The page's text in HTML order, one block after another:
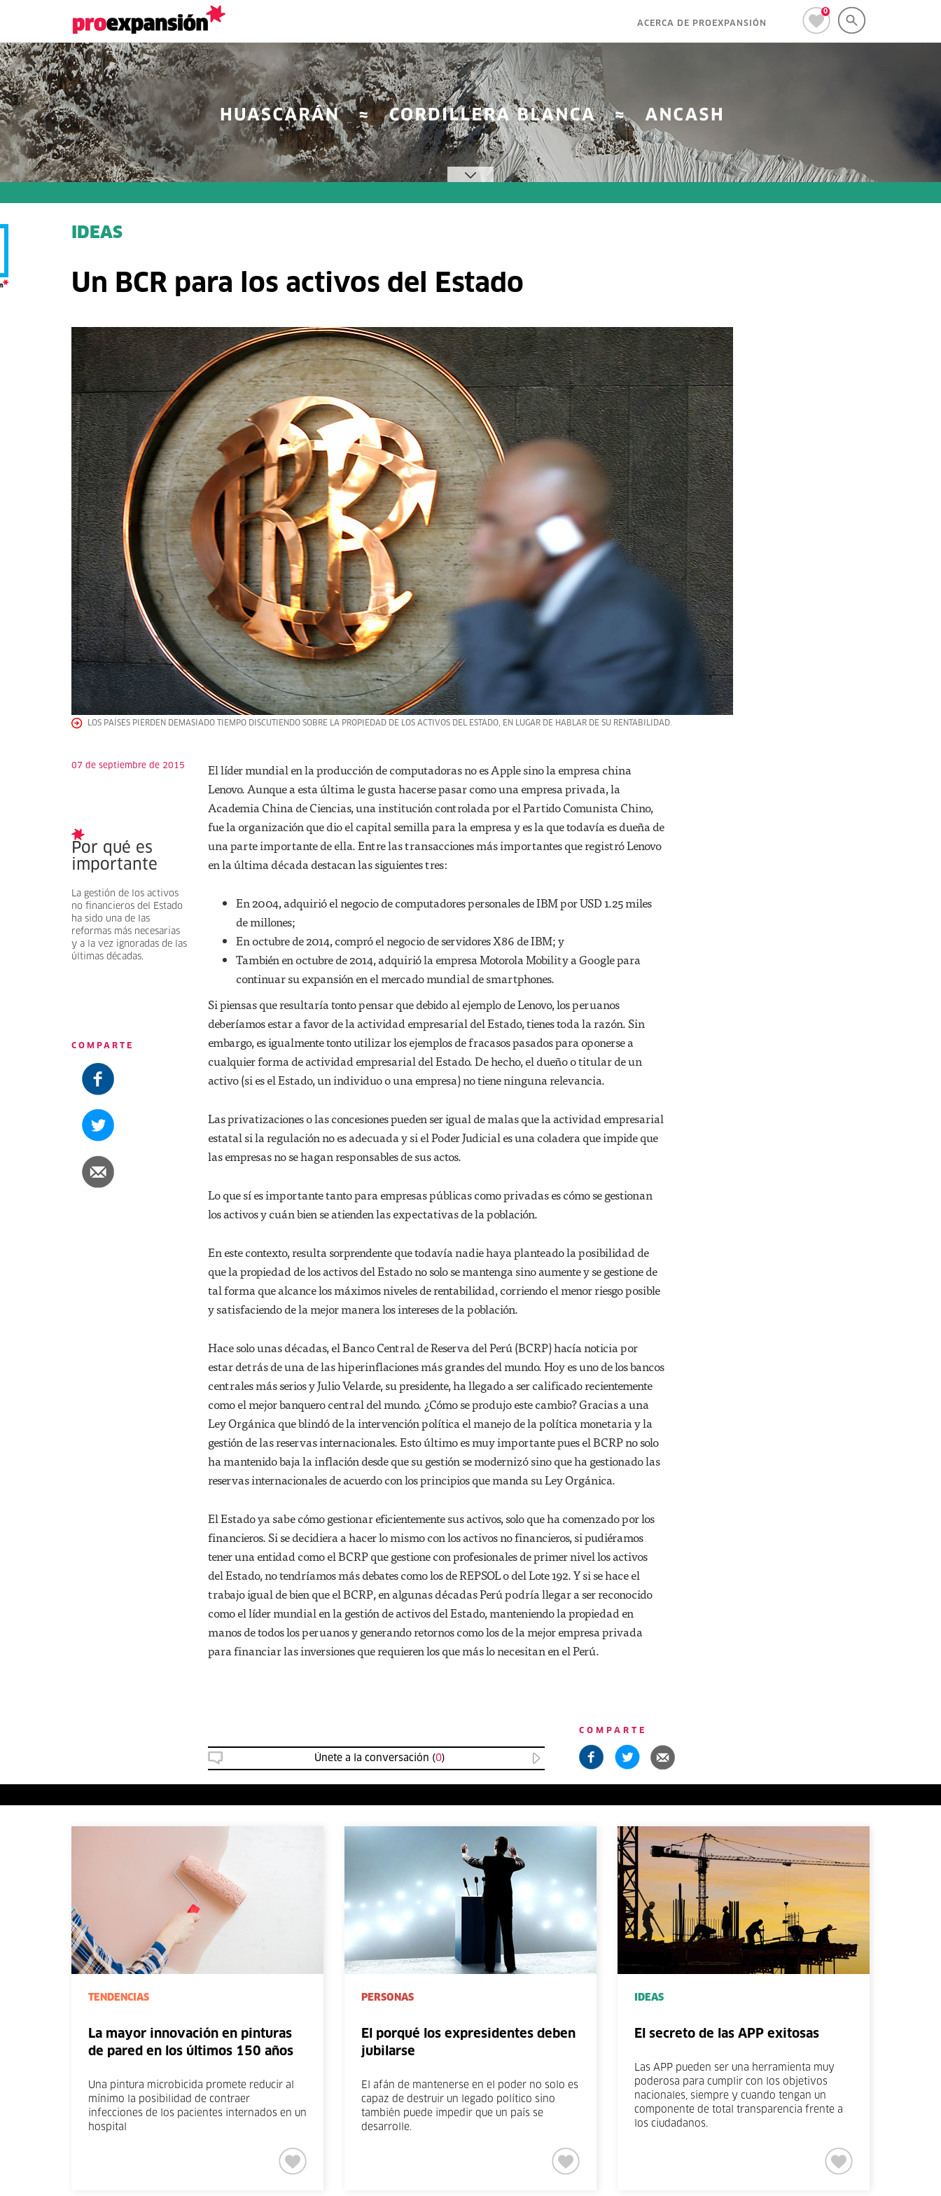
0
ACERCA DE PROEXPANSIÓN
IDEAS
Un BCR para los activos del Estado
LOS PAÍSES PIERDEN DEMASIADO TIEMPO DISCUTIENDO SOBRE LA PROPIEDAD DE LOS ACTIVOS DEL ESTADO, EN LUGAR DE HABLAR DE SU RENTABILIDAD.
07 de septiembre de 2015
Por qué es
importante
La gestión de los activos
no financieros del Estado
ha sido una de las
reformas más necesarias
y a la vez ignoradas de las
últimas décadas.
COMPARTE
El líder mundial en la producción de computadoras no es Apple sino la empresa china
Lenovo. Aunque a esta última le gusta hacerse pasar como una empresa privada, la
Academia China de Ciencias, una institución controlada por el Partido Comunista Chino,
fue la organización que dio el capital semilla para la empresa y es la que todavía es dueña de
una parte importante de ella. Entre las transacciones más importantes que registró Lenovo
en la última década destacan las siguientes tres:
En 2004, adquirió el negocio de computadores personales de IBM por USD 1.25 miles
de millones;
En octubre de 2014, compró el negocio de servidores X86 de IBM; y
También en octubre de 2014, adquirió la empresa Motorola Mobility a Google para
continuar su expansión en el mercado mundial de smartphones.
Si piensas que resultaría tonto pensar que debido al ejemplo de Lenovo, los peruanos
deberíamos estar a favor de la actividad empresarial del Estado, tienes toda la razón. Sin
embargo, es igualmente tonto utilizar los ejemplos de fracasos pasados para oponerse a
cualquier forma de actividad empresarial del Estado. De hecho, el dueño o titular de un
activo (si es el Estado, un individuo o una empresa) no tiene ninguna relevancia.
Las privatizaciones o las concesiones pueden ser igual de malas que la actividad empresarial
estatal si la regulación no es adecuada y si el Poder Judicial es una coladera que impide que
las empresas no se hagan responsables de sus actos.
Lo que sí es importante tanto para empresas públicas como privadas es cómo se gestionan
los activos y cuán bien se atienden las expectativas de la población.
En este contexto, resulta sorprendente que todavía nadie haya planteado la posibilidad de
que la propiedad de los activos del Estado no solo se mantenga sino aumente y se gestione de
tal forma que alcance los máximos niveles de rentabilidad, corriendo el menor riesgo posible
y satisfaciendo de la mejor manera los intereses de la población.
Hace solo unas décadas, el Banco Central de Reserva del Perú (BCRP) hacía noticia por
estar detrás de una de las hiperinflaciones más grandes del mundo. Hoy es uno de los bancos
centrales más serios y Julio Velarde, su presidente, ha llegado a ser calificado recientemente
como el mejor banquero central del mundo. ¿Cómo se produjo este cambio? Gracias a una
Ley Orgánica que blindó de la intervención política el manejo de la política monetaria y la
gestión de las reservas internacionales. Esto último es muy importante pues el BCRP no solo
ha mantenido baja la inflación desde que su gestión se modernizó sino que ha gestionado las
reservas internacionales de acuerdo con los principios que manda su Ley Orgánica.
El Estado ya sabe cómo gestionar eficientemente sus activos, solo que ha comenzado por los
financieros. Si se decidiera a hacer lo mismo con los activos no financieros, si pudiéramos
tener una entidad como el BCRP que gestione con profesionales de primer nivel los activos
del Estado, no tendríamos más debates como los de REPSOL o del Lote 192. Y si se hace el
trabajo igual de bien que el BCRP, en algunas décadas Perú podría llegar a ser reconocido
como el líder mundial en la gestión de activos del Estado, manteniendo la propiedad en
manos de todos los peruanos y generando retornos como los de la mejor empresa privada
para financiar las inversiones que requieren los que más lo necesitan en el Perú.
Únete a la conversación (0)
COMPARTE
TENDENCIAS
La mayor innovación en pinturas
de pared en los últimos 150 años
Una pintura microbicida promete reducir al
mínimo la posibilidad de contraer
infecciones de los pacientes internados en un
hospital
PERSONAS
El porqué los expresidentes deben
jubilarse
El afán de mantenerse en el poder no solo es
capaz de destruir un legado político sino
también puede impedir que un país se
desarrolle.
IDEAS
El secreto de las APP exitosas
Las APP pueden ser una herramienta muy
poderosa para cumplir con los objetivos
nacionales, siempre y cuando tengan un
componente de total transparencia frente a
los ciudadanos.